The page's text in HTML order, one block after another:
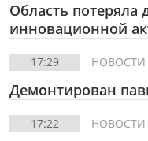
Область потеряла
инновационной
17:29 НОВОСТИ
Демонтирован
17:22 НОВОСТИ